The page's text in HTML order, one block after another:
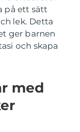
på ett sätt
lek. Detta
ger barnen
och skapa
med